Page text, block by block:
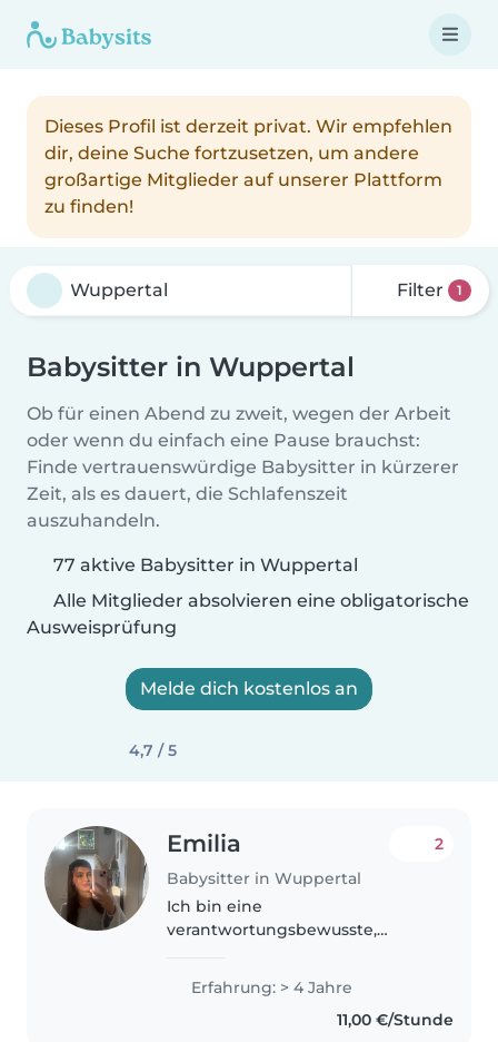
Dieses Profil ist derzeit privat. Wir empfehlen
dir, deine Suche fortzusetzen, um andere
großartige Mitglieder auf unserer Plattform
zu finden!
Filter 1
Babysitter in Wuppertal
Ob für einen Abend zu zweit, wegen der Arbeit
oder wenn du einfach eine Pause brauchst:
Finde vertrauenswürdige Babysitter in kürzerer
Zeit, als es dauert, die Schlafenszeit
auszuhandeln.
77 aktive Babysitter in Wuppertal
Alle Mitglieder absolvieren eine obligatorische
Ausweisprüfung
Melde dich kostenlos an
4,7 / 5
Emilia
Babysitter in Wuppertal
2
Ich bin eine
verantwortungsbewusste,
Babysitterin mit Erfahrung in
der Betreuung von Babys,
Kleinkindern, Vorschulkindern
Erfahrung: > 4 Jahre
11,00 €/Stunde